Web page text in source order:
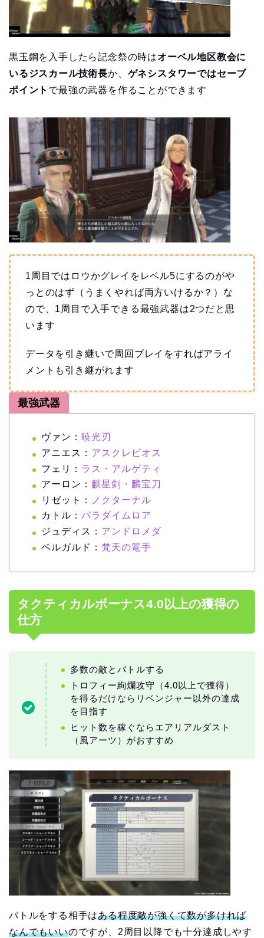
黒玉鋼を入手したら記念祭の時はオーベル地区教会に
いるジスカール技術長か、 ゲネシスタワーではセーブ
ポイント で最強の武器を作ることができます
1周目ではロウかグレイをレベル5にするのがや
っとのはず（うまくやれば両方いけるか？）な
ので、1周目で入手できる最強武器は2つだと思
います
データを引き継いで周回プレイをすればアライ
メントも引き継がれます
最強武器
ヴァン： 暁光刃
アニエス： アスクレピオス
フェリ： ラス・アルゲティ
アーロン： 麒星剣・麟宝刀
リゼット：
ノクターナル
カトル： パラダイムロア
ジュディス： アンドロメダ
ベルガルド： 梵天の篭手
タクティカルボーナス4.0以上の獲得の
仕方
多数の敵とバトルする
トロフィー絢爛攻守（4.0以上で獲得）
を得るだけならリベンジャー以外の達成
を目指す
ヒット数を稼ぐならエアリアルダスト
（風アーツ）がおすすめ
バトルをする相手はある程度敵が強くて数が多ければ
なんでもいいのですが、2周目以降でも十分達成しやす